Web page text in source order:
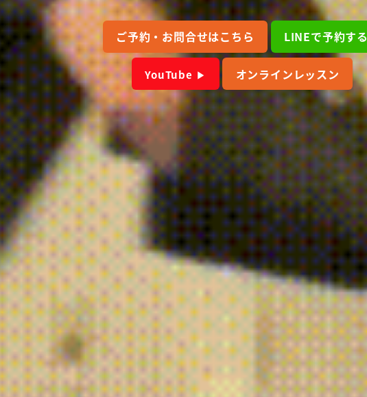
ご予約・お問合せはこちら LINEで予約する
YouTube ▶︎ オンラインレッスン